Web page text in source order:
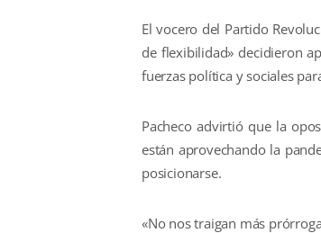
El vocero del Partido
de flexibilidad» decidieron
fuerzas política y sociales
Pacheco advirtió que la
están aprovechando la
posicionarse.
«No nos traigan más